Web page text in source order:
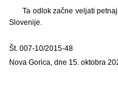
Ta odlok začne veljati
Slovenije.
Št. 007-10/2015-48
Nova Gorica, dne 15. oktobra